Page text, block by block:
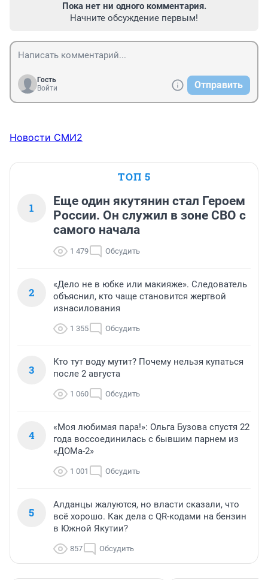
Пока нет ни одного комментария.
Начните обсуждение первым!
Гость
Войти
Отправить
Новости СМИ2
ТОП 5
1
Еще один якутянин стал Героем
России. Он служил в зоне СВО с
самого начала
1 479 Обсудить
2
«Дело не в юбке или макияже». Следователь
объяснил, кто чаще становится жертвой
изнасилования
1 355 Обсудить
3
Кто тут воду мутит? Почему нельзя купаться
после 2 августа
1 060 Обсудить
4
«Моя любимая пара!»: Ольга Бузова спустя 22
года воссоединилась с бывшим парнем из
«ДОМа-2»
1 001 Обсудить
5
Алданцы жалуются, но власти сказали, что
всё хорошо. Как дела с QR-кодами на бензин
в Южной Якутии?
857 Обсудить